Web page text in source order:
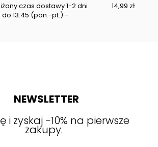
czas dostawy 1-2 dni
13:45 (pon.-pt.) -
14,99 zł
NEWSLETTER
i zyskaj -10% na pierwsze
zakupy.